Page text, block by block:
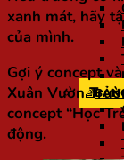
xanh mát, hãy
của mình.
Gợi ý concept
Xuân Vườn
concept “Học
động.